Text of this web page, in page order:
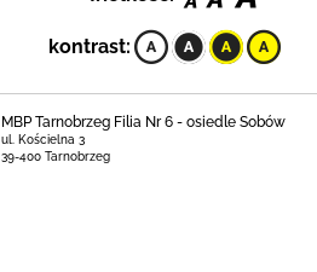
kontrast:
MBP Tarnobrzeg Filia Nr 6 - osiedle Sobów
ul. Kościelna 3
39-400 Tarnobrzeg